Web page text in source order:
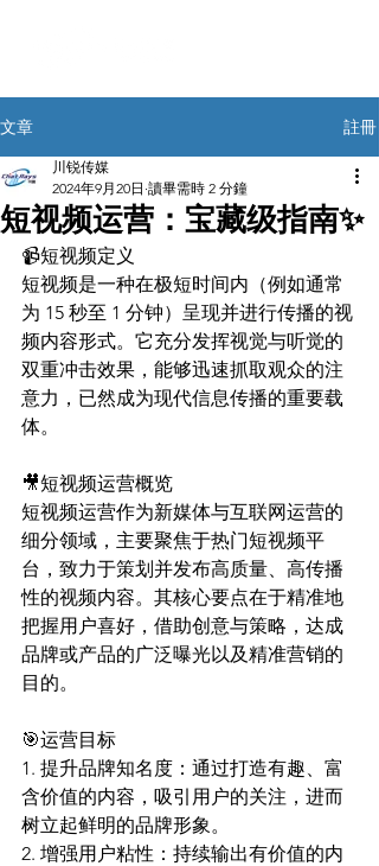
文章 註冊
短视频运营：宝藏级指南✨
川锐传媒
2024年9月20日 讀畢需時 2 分鐘
📹短视频定义
短视频是一种在极短时间内（例如通常
为 15 秒至 1 分钟）呈现并进行传播的视
频内容形式。它充分发挥视觉与听觉的
双重冲击效果，能够迅速抓取观众的注
意力，已然成为现代信息传播的重要载
体。
🎥短视频运营概览
短视频运营作为新媒体与互联网运营的
细分领域，主要聚焦于热门短视频平
台，致力于策划并发布高质量、高传播
性的视频内容。其核心要点在于精准地
把握用户喜好，借助创意与策略，达成
品牌或产品的广泛曝光以及精准营销的
目的。
🎯运营目标
1. 提升品牌知名度：通过打造有趣、富
含价值的内容，吸引用户的关注，进而
树立起鲜明的品牌形象。
2. 增强用户粘性：持续输出有价值的内